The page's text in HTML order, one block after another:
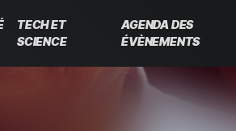
TECH ET
SCIENCE
AGENDA DES
ÉVÈNEMENTS